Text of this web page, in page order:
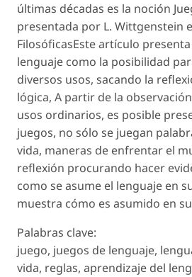
últimas décadas es la noción
presentada por L. Wittgenstein
FilosóficasEste artículo
lenguaje como la posibilidad
diversos usos, sacando la
lógica, A partir de la
usos ordinarios, es posible
juegos, no sólo se juegan
vida, maneras de enfrentar el
reflexión procurando hacer
como se asume el lenguaje en
muestra cómo es asumido en
Palabras clave:
juego, juegos de lenguaje,
vida, reglas, aprendizaje del